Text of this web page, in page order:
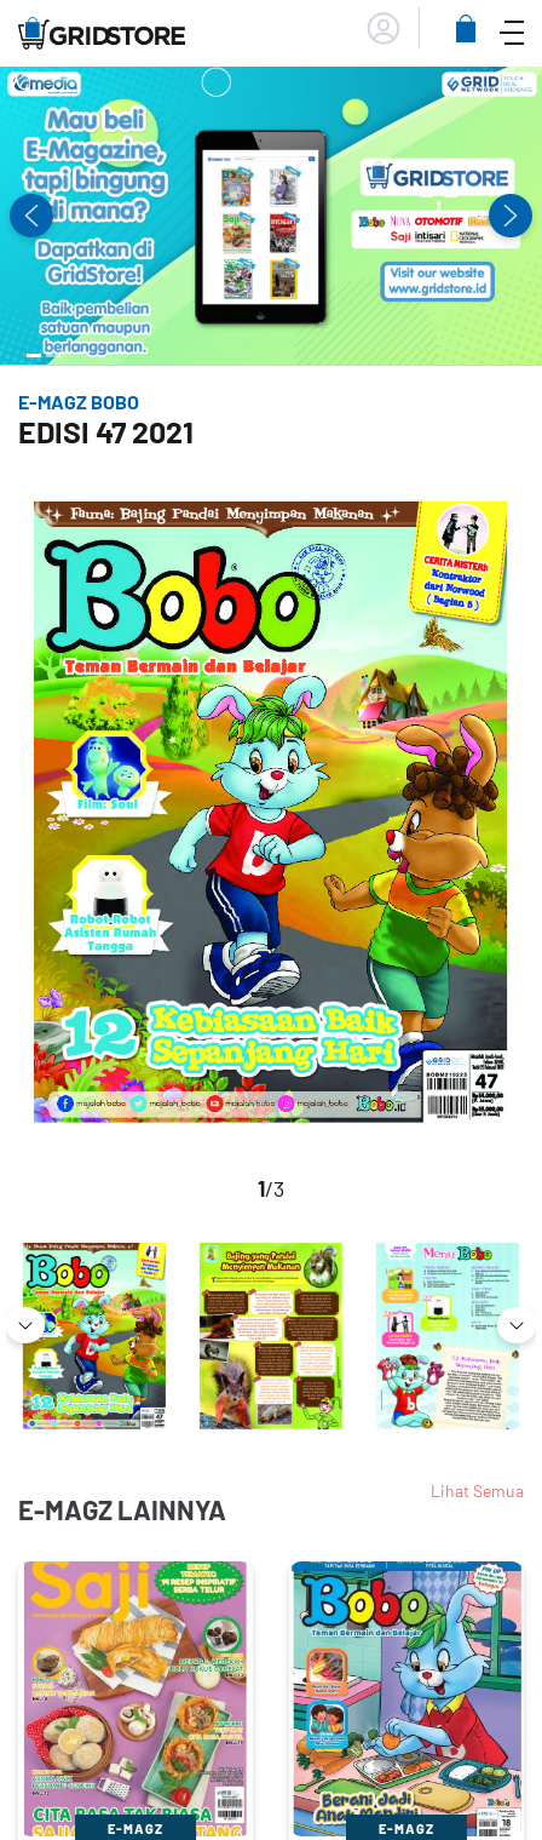
Lihat
Menu
E-MAGZ BOBO
EDISI 47 2021
1/3
E-MAGZ LAINNYA
Lihat Semua
E-MAGZ E-MAGZ